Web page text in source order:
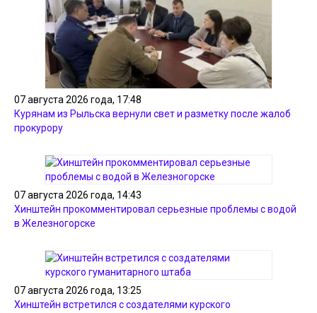
07 августа 2026 года, 17:48
Курянам из Рыльска вернули свет и разметку после жалоб
прокурору
07 августа 2026 года, 14:43
Хинштейн прокомментировал серьезные проблемы с водой
в Железногорске
07 августа 2026 года, 13:25
Хинштейн встретился с создателями курского